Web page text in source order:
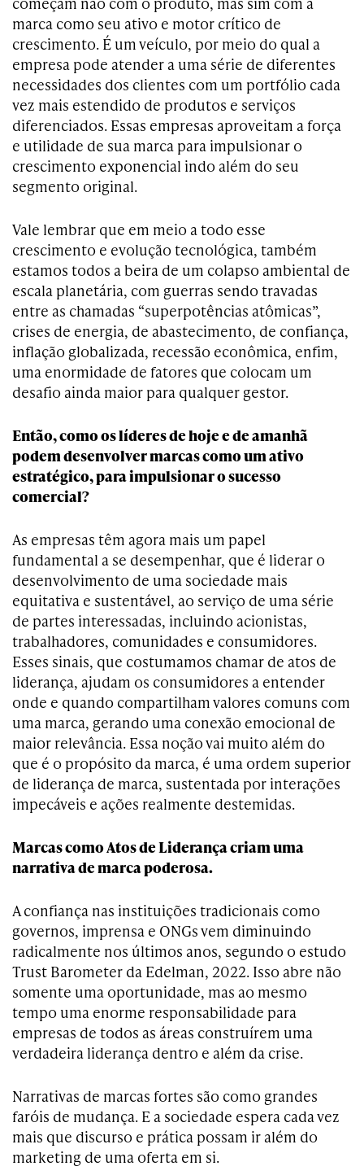
marca como seu ativo e motor crítico de
crescimento. É um veículo, por meio do qual a
empresa pode atender a uma série de diferentes
necessidades dos clientes com um portfólio cada
vez mais estendido de produtos e serviços
diferenciados. Essas empresas aproveitam a força
e utilidade de sua marca para impulsionar o
crescimento exponencial indo além do seu
segmento original.
Vale lembrar que em meio a todo esse
crescimento e evolução tecnológica, também
estamos todos a beira de um colapso ambiental de
escala planetária, com guerras sendo travadas
entre as chamadas “superpotências atômicas”,
crises de energia, de abastecimento, de confiança,
inflação globalizada, recessão econômica, enfim,
uma enormidade de fatores que colocam um
desafio ainda maior para qualquer gestor.
Então, como os líderes de hoje e de amanhã
podem desenvolver marcas como um ativo
estratégico, para impulsionar o sucesso
comercial?
As empresas têm agora mais um papel
fundamental a se desempenhar, que é liderar o
desenvolvimento de uma sociedade mais
equitativa e sustentável, ao serviço de uma série
de partes interessadas, incluindo acionistas,
trabalhadores, comunidades e consumidores.
Esses sinais, que costumamos chamar de atos de
liderança, ajudam os consumidores a entender
onde e quando compartilham valores comuns com
uma marca, gerando uma conexão emocional de
maior relevância. Essa noção vai muito além do
que é o propósito da marca, é uma ordem superior
de liderança de marca, sustentada por interações
impecáveis e ações realmente destemidas.
Marcas como Atos de Liderança criam uma
narrativa de marca poderosa.
A confiança nas instituições tradicionais como
governos, imprensa e ONGs vem diminuindo
radicalmente nos últimos anos, segundo o estudo
Trust Barometer da Edelman, 2022. Isso abre não
somente uma oportunidade, mas ao mesmo
tempo uma enorme responsabilidade para
empresas de todos as áreas construírem uma
verdadeira liderança dentro e além da crise.
Narrativas de marcas fortes são como grandes
faróis de mudança. E a sociedade espera cada vez
mais que discurso e prática possam ir além do
marketing de uma oferta em si.